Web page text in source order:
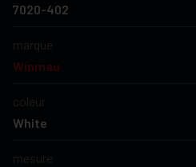
7020-402
marque
Winmau
coleur
White
mesure